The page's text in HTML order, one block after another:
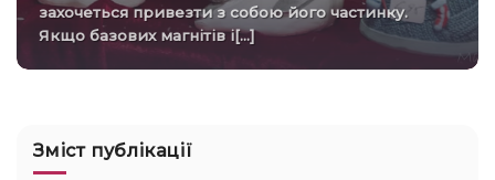
захочеться привезти з собою його частинку.
Якщо базових магнітів і[...]
Зміст публікації